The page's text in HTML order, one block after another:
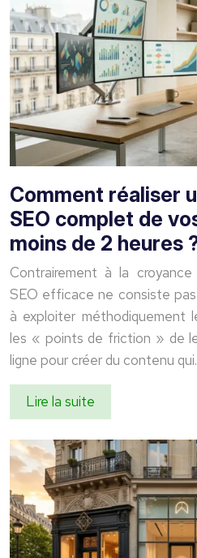
Comment réaliser
SEO complet de
moins de 2 heures
Contrairement à la
SEO efficace ne consiste
à exploiter méthodiquement
les « points de friction » de
ligne pour créer du contenu
Lire la suite